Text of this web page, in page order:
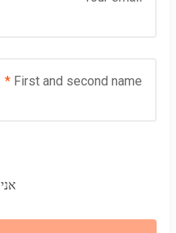
First and second name